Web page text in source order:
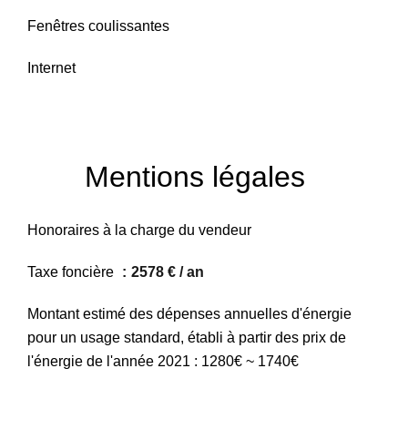
Fenêtres coulissantes
Internet
Mentions légales
Honoraires à la charge du vendeur
Taxe foncière 2578 € / an
Montant estimé des dépenses annuelles d'énergie
pour un usage standard, établi à partir des prix de
l'énergie de l'année 2021 : 1280€ ~ 1740€